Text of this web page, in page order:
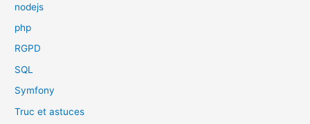
nodejs
php
RGPD
SQL
Symfony
Truc et astuces